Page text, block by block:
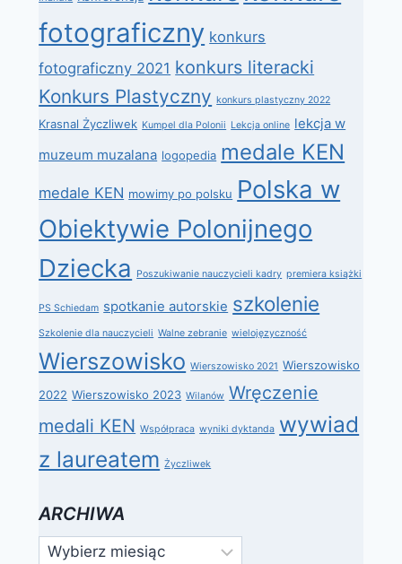
fotograficzny konkurs
fotograficzny 2021 konkurs literacki
Konkurs Plastyczny konkurs plastyczny 2022
Krasnal Życzliwek Kumpel dla Polonii Lekcja online lekcja w
muzeum muzalana logopedia medale KEN
medale KEN mowimy po polsku Polska w
Obiektywie Polonijnego
Dziecka
Poszukiwanie nauczycieli kadry premiera książki
PS Schiedam spotkanie autorskie szkolenie
Szkolenie dla nauczycieli Walne zebranie wielojęzyczność
Wierszowisko Wierszowisko 2021 Wierszowisko
2022 Wierszowisko 2023 Wilanów Wręczenie
medali KEN Współpraca wyniki dyktanda wywiad
z laureatem Życzliwek
ARCHIWA
Archiwa